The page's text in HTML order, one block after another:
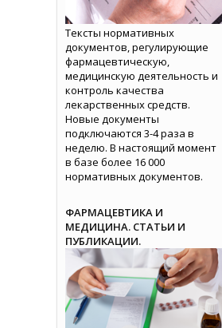
Тексты нормативных
документов, регулирующие
фармацевтическую,
медицинскую деятельность и
контроль качества
лекарственных средств.
Новые документы
подключаются 3-4 раза в
неделю. В настоящий момент
в базе более 16 000
нормативных документов.
ФАРМАЦЕВТИКА И
МЕДИЦИНА. СТАТЬИ И
ПУБЛИКАЦИИ.